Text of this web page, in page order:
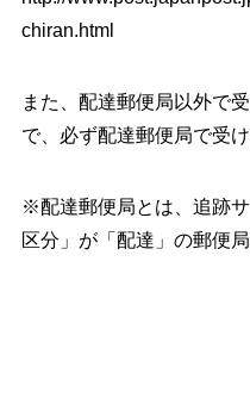
chiran.html
また、配達郵便局以外で
で、必ず配達郵便局で受
※配達郵便局とは、追跡
区分」が「配達」の郵便局